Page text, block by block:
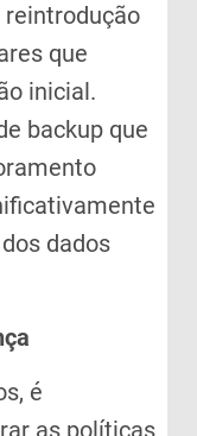
que
inicial.
backup que
dados
é